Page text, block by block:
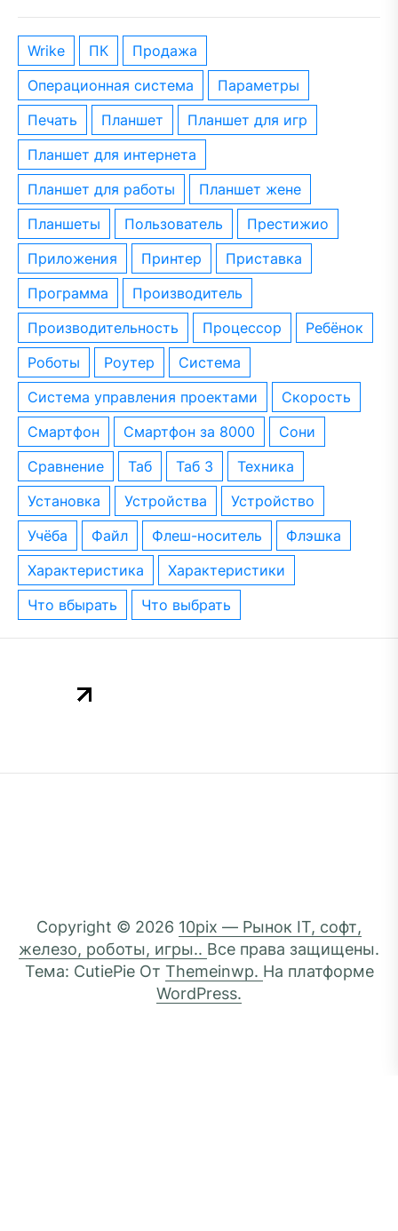
wrike ПК
Продажа
операционная система
параметры
печать
планшет
планшет для игр
планшет для интернета
планшет для работы
планшет жене
планшеты
пользователь
престижио
приложения
принтер
приставка
программа
производитель
производительность
процессор
ребёнок
роботы
роутер
система
система управления проектами
скорость
смартфон
смартфон за 8000
сони
сравнение
таб таб 3
техника
установка
устройства
устройство
учёба
файл флеш-носитель
флэшка
характеристика
характеристики
что вбырать
что выбрать
Copyright © 2026 10pix — Рынок IT, софт,
железо, роботы, игры.. Все права защищены.
Тема: CutiePie От Themeinwp. На платформе
WordPress.